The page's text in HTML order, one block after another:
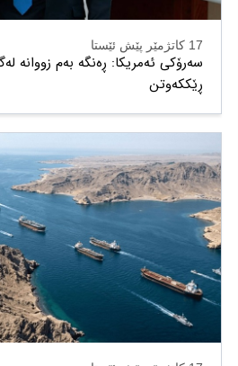
17 کاتژمێر پێش ئێستا
سەرۆکی ئەمریکا: ڕەنگە بەم زووانە
ڕێککەوتن